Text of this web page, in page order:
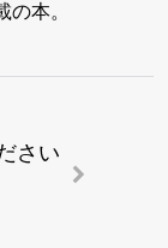
の本。
さい